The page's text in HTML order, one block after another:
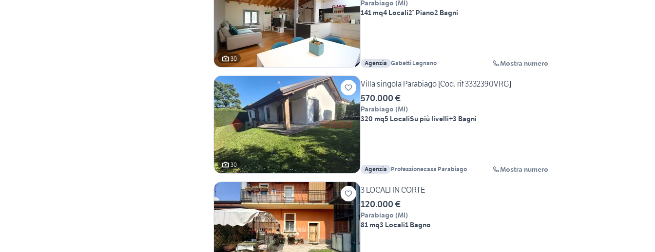
30
Parabiago (MI)
141 mq4 Locali2° Piano2 Bagni
Agenzia Gabetti Legnano Mostra numero
30
Villa singola Parabiago [Cod. rif 3332390VRG]
570.000 €
Parabiago (MI)
320 mq5 LocaliSu più livelli+3 Bagni
Agenzia Professionecasa Parabiago Mostra numero
3 LOCALI IN CORTE
120.000 €
Parabiago (MI)
81 mq3 Locali1 Bagno